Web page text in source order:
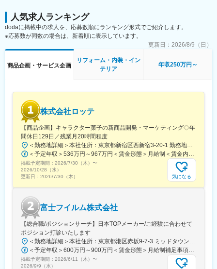
・ビジネス視点からの投資対効果（ROI）検討、収益モデル策定
・ステークホルダーへの進捗報告とコミュニケーション
ャレンジすることができ、新しい組織のため、組織づくりを0から
経験することができます。
遂行しその管理を行うための場所でした。しかし近年では、社会
情勢やビジネス環境の急激な変化や働き方、多様性の拡大、人口
変動による人材確保などの課題から経営ビジョンを具現化し、従
業員のエンゲージメントやWell-Beingを高め、チームのコミュニ
ケーションを促進しながら、イノベーションを創出する場へと役
割が変化しています。
一方で、状況や目的に応じた「働き方」や「働く環境」の最適解
を求めると、オフィスリニューアルは短いサイクルになり、オフ
ィスマネジメントの難易度が上昇します。そのため、当サービス
結果とこれまでのオフィスデザインの知見を掛け合わせること
で、オフィスの継続的なアップデートを伴走型でサポートし、常
に状況に適したアジャイルなオフィスの構築と運用を可能にしま
す。
人気求人ランキング
dodaに掲載中の求人を、応募数順にランキング形式でご紹介します。
※応募数が同数の場合は、新着順に表示しています。
更新日： 2026/8/9（日）
商品企画・サービス企画
リフォーム・内装・イン
テリア
年収250万円～
株式会社ロッテ
【商品企画】キャラクター菓子の新商品開発・マーケティング◇年
間休日129日／残業月20時間程度
＜勤務地詳細＞本社住所：東京都新宿区西新宿3-20-1 勤務地最寄駅：京王新線／初台駅受動喫煙対策：敷地内全面禁煙変更の範囲：会社の定める事業所（リモートワーク含む）
＜予定年収＞536万円～967万円＜賃金形態＞月給制＜賃金内訳＞月額（基本給）：290,000円～540,000円＜月給＞290,000円～540,000円＜昇給有無＞有＜残業手当＞有＜給与補足＞【賞与】年2回（7月･12月）、年平均：5.9ヶ月（2026年）※初回賞与は入社時期により一定額支給賃金はあくまでも目安の金額であり、選考を通じて上下する可能性があります。月給(月額)は固定手当を含めた表記です。
掲載予定期間： 2026/7/30（木） 〜
2026/10/28（水）
更新日： 2026/7/30（木） 気になる
富士フイルム株式会社
【総合職/ポジションサーチ】日本TOPメーカー/ご経験に合わせて
ポジション打診いたします
＜勤務地詳細＞本社住所：東京都港区赤坂9-7-3 ミッドタウン・ウェスト勤務地最寄駅：東京メトロ日比谷線／都営大江戸線／六本木駅受動喫煙対策：敷地内全面禁煙
＜予定年収＞600万円～900万円＜賃金形態＞月給制補足事項なし＜賃金内訳＞月額（基本給）：300,000円～500,000円＜月給＞300,000円～500,000円＜昇給有無＞有＜残業手当＞有賃金はあくまでも目安の金額であり、選考を通じて上下する可能性があります。月給(月額)は固定手当を含めた表記です。
掲載予定期間： 2026/6/11（木） 〜
2026/9/9（水）